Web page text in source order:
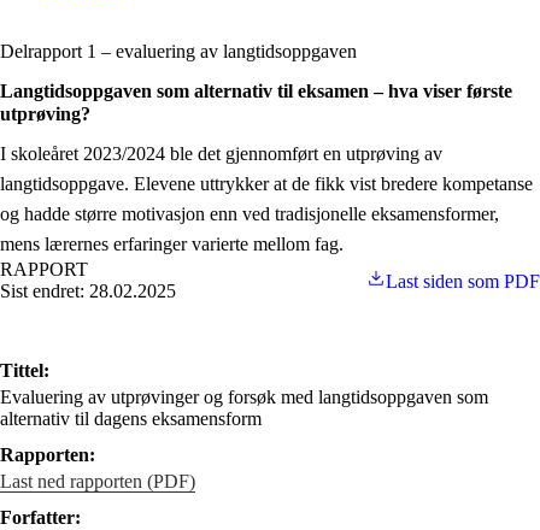
Delrapport 1 – evaluering av langtidsoppgaven
Langtidsoppgaven som alternativ til eksamen – hva viser første
utprøving?
I skoleåret 2023/2024 ble det gjennomført en utprøving av
langtidsoppgave. Elevene uttrykker at de fikk vist bredere kompetanse
og hadde større motivasjon enn ved tradisjonelle eksamensformer,
mens lærernes erfaringer varierte mellom fag.
RAPPORT
Sist endret: 28.02.2025
Last siden som PDF
Tittel:
Evaluering av utprøvinger og forsøk med langtidsoppgaven som
alternativ til dagens eksamensform
Rapporten:
Last ned rapporten (PDF)
Forfatter: